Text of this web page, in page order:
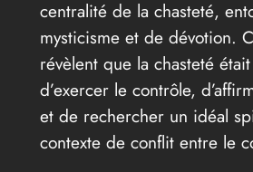
centralité de la chasteté,
mysticisme et de dévotion.
révèlent que la chasteté
d’exercer le contrôle,
et de rechercher un idéal
contexte de conflit entre le